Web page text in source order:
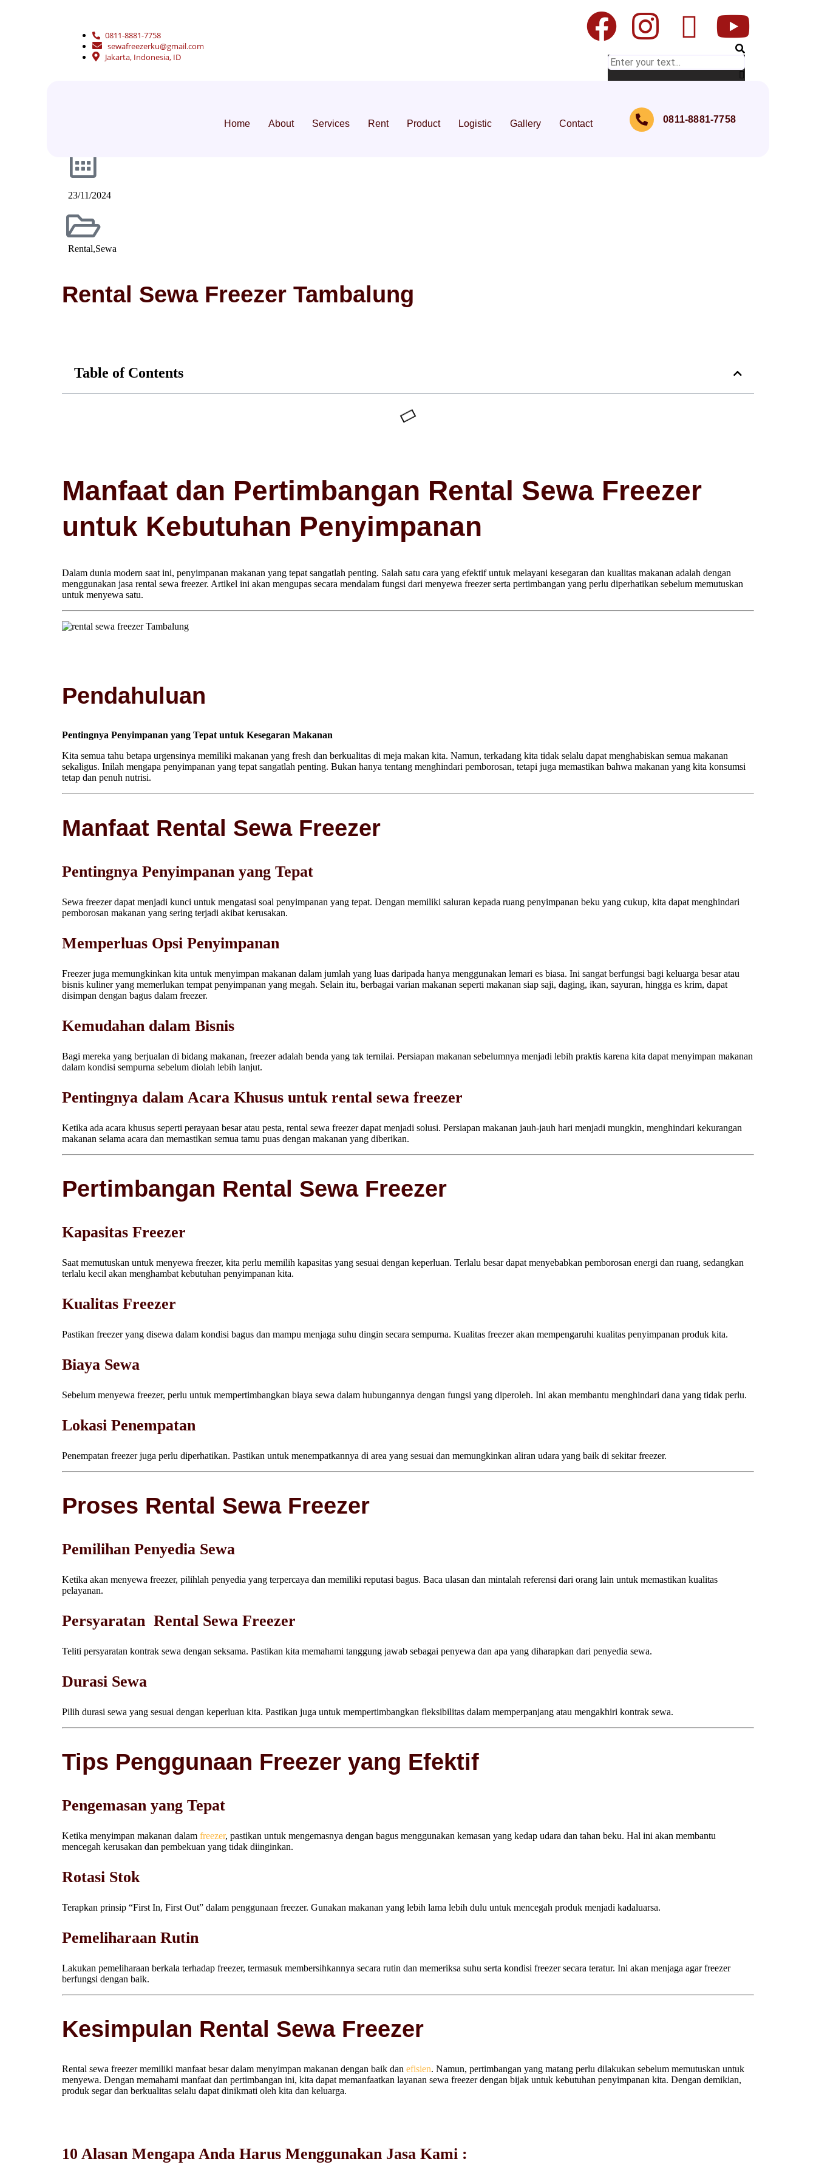
0811-8881-7758
sewafreezerku@gmail.com
Jakarta, Indonesia, ID
Home About Services Rent Product Logistic Gallery Contact
0811-8881-7758
23/11/2024
Rental,Sewa
Rental Sewa Freezer Tambalung
Table of Contents
Manfaat dan Pertimbangan Rental Sewa Freezer
untuk Kebutuhan Penyimpanan
Dalam dunia modern saat ini, penyimpanan makanan yang tepat sangatlah penting. Salah satu cara yang efektif untuk melayani kesegaran dan kualitas makanan adalah dengan
menggunakan jasa rental sewa freezer. Artikel ini akan mengupas secara mendalam fungsi dari menyewa freezer serta pertimbangan yang perlu diperhatikan sebelum memutuskan
untuk menyewa satu.
Pendahuluan
Pentingnya Penyimpanan yang Tepat untuk Kesegaran Makanan
Kita semua tahu betapa urgensinya memiliki makanan yang fresh dan berkualitas di meja makan kita. Namun, terkadang kita tidak selalu dapat menghabiskan semua makanan
sekaligus. Inilah mengapa penyimpanan yang tepat sangatlah penting. Bukan hanya tentang menghindari pemborosan, tetapi juga memastikan bahwa makanan yang kita konsumsi
tetap dan penuh nutrisi.
Manfaat Rental Sewa Freezer
Pentingnya Penyimpanan yang Tepat
Sewa freezer dapat menjadi kunci untuk mengatasi soal penyimpanan yang tepat. Dengan memiliki saluran kepada ruang penyimpanan beku yang cukup, kita dapat menghindari
pemborosan makanan yang sering terjadi akibat kerusakan.
Memperluas Opsi Penyimpanan
Freezer juga memungkinkan kita untuk menyimpan makanan dalam jumlah yang luas daripada hanya menggunakan lemari es biasa. Ini sangat berfungsi bagi keluarga besar atau
bisnis kuliner yang memerlukan tempat penyimpanan yang megah. Selain itu, berbagai varian makanan seperti makanan siap saji, daging, ikan, sayuran, hingga es krim, dapat
disimpan dengan bagus dalam freezer.
Kemudahan dalam Bisnis
Bagi mereka yang berjualan di bidang makanan, freezer adalah benda yang tak ternilai. Persiapan makanan sebelumnya menjadi lebih praktis karena kita dapat menyimpan makanan
dalam kondisi sempurna sebelum diolah lebih lanjut.
Pentingnya dalam Acara Khusus untuk rental sewa freezer
Ketika ada acara khusus seperti perayaan besar atau pesta, rental sewa freezer dapat menjadi solusi. Persiapan makanan jauh-jauh hari menjadi mungkin, menghindari kekurangan
makanan selama acara dan memastikan semua tamu puas dengan makanan yang diberikan.
Pertimbangan Rental Sewa Freezer
Kapasitas Freezer
Saat memutuskan untuk menyewa freezer, kita perlu memilih kapasitas yang sesuai dengan keperluan. Terlalu besar dapat menyebabkan pemborosan energi dan ruang, sedangkan
terlalu kecil akan menghambat kebutuhan penyimpanan kita.
Kualitas Freezer
Pastikan freezer yang disewa dalam kondisi bagus dan mampu menjaga suhu dingin secara sempurna. Kualitas freezer akan mempengaruhi kualitas penyimpanan produk kita.
Biaya Sewa
Sebelum menyewa freezer, perlu untuk mempertimbangkan biaya sewa dalam hubungannya dengan fungsi yang diperoleh. Ini akan membantu menghindari dana yang tidak perlu.
Lokasi Penempatan
Penempatan freezer juga perlu diperhatikan. Pastikan untuk menempatkannya di area yang sesuai dan memungkinkan aliran udara yang baik di sekitar freezer.
Proses Rental Sewa Freezer
Pemilihan Penyedia Sewa
Ketika akan menyewa freezer, pilihlah penyedia yang terpercaya dan memiliki reputasi bagus. Baca ulasan dan mintalah referensi dari orang lain untuk memastikan kualitas
pelayanan.
Persyaratan Rental Sewa Freezer
Teliti persyaratan kontrak sewa dengan seksama. Pastikan kita memahami tanggung jawab sebagai penyewa dan apa yang diharapkan dari penyedia sewa.
Durasi Sewa
Pilih durasi sewa yang sesuai dengan keperluan kita. Pastikan juga untuk mempertimbangkan fleksibilitas dalam memperpanjang atau mengakhiri kontrak sewa.
Tips Penggunaan Freezer yang Efektif
Pengemasan yang Tepat
Ketika menyimpan makanan dalam freezer, pastikan untuk mengemasnya dengan bagus menggunakan kemasan yang kedap udara dan tahan beku. Hal ini akan membantu
mencegah kerusakan dan pembekuan yang tidak diinginkan.
Rotasi Stok
Terapkan prinsip “First In, First Out” dalam penggunaan freezer. Gunakan makanan yang lebih lama lebih dulu untuk mencegah produk menjadi kadaluarsa.
Pemeliharaan Rutin
Lakukan pemeliharaan berkala terhadap freezer, termasuk membersihkannya secara rutin dan memeriksa suhu serta kondisi freezer secara teratur. Ini akan menjaga agar freezer
berfungsi dengan baik.
Kesimpulan Rental Sewa Freezer
Rental sewa freezer memiliki manfaat besar dalam menyimpan makanan dengan baik dan efisien. Namun, pertimbangan yang matang perlu dilakukan sebelum memutuskan untuk
menyewa. Dengan memahami manfaat dan pertimbangan ini, kita dapat memanfaatkan layanan sewa freezer dengan bijak untuk kebutuhan penyimpanan kita. Dengan demikian,
produk segar dan berkualitas selalu dapat dinikmati oleh kita dan keluarga.
10 Alasan Mengapa Anda Harus Menggunakan Jasa Kami :